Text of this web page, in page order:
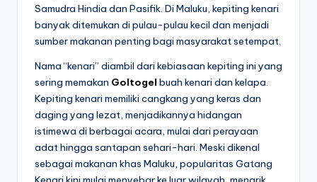
Samudra Hindia dan Pasifik. Di Maluku, kepiting kenari
banyak ditemukan di pulau-pulau kecil dan menjadi
sumber makanan penting bagi masyarakat setempat.
Nama “kenari” diambil dari kebiasaan kepiting ini yang
sering memakan Goltogel buah kenari dan kelapa.
Kepiting kenari memiliki cangkang yang keras dan
daging yang lezat, menjadikannya hidangan
istimewa di berbagai acara, mulai dari perayaan
adat hingga santapan sehari-hari. Meski dikenal
sebagai makanan khas Maluku, popularitas Gatang